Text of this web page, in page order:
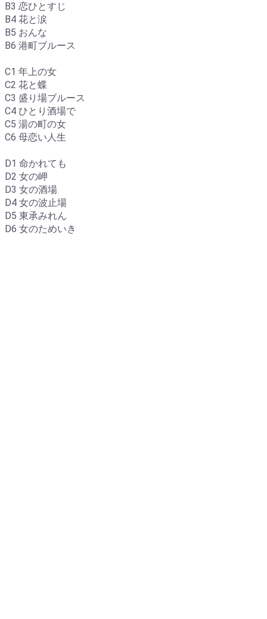
B3 恋ひとすじ
B4 花と涙
B5 おんな
B6 港町ブルース
C1 年上の女
C2 花と蝶
C3 盛り場ブルース
C4 ひとり酒場で
C5 湯の町の女
C6 母恋い人生
D1 命かれても
D2 女の岬
D3 女の酒場
D4 女の波止場
D5 東承みれん
D6 女のためいき